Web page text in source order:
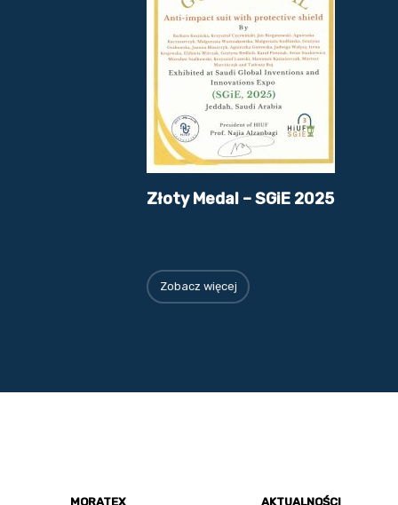
Złoty Medal – SGiE 2025
Zobacz więcej
MORATEX AKTUALNOŚCI